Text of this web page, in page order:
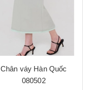
Chân váy Hàn Quốc
080502